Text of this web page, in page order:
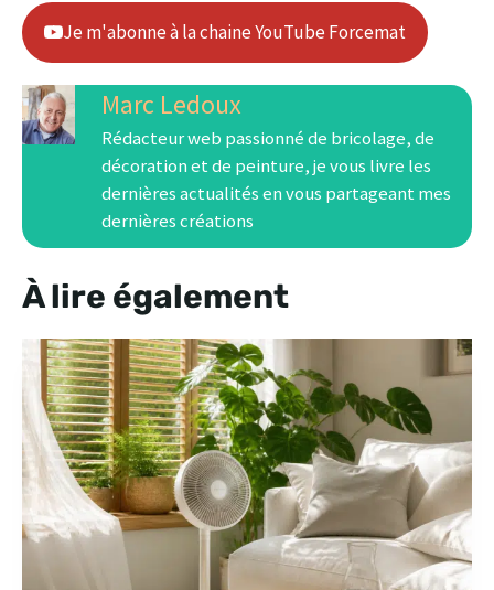
Je m'abonne à la chaine YouTube Forcemat
Marc Ledoux
Rédacteur web passionné de bricolage, de
décoration et de peinture, je vous livre les
dernières actualités en vous partageant mes
dernières créations
À lire également